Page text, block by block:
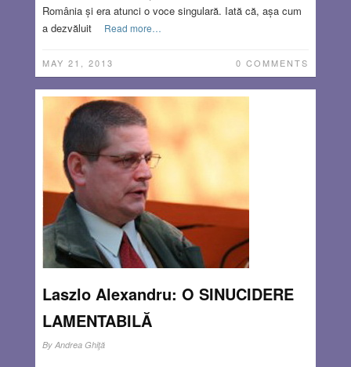
România și era atunci o voce singulară. Iată că, așa cum
a dezvăluit
Read more…
MAY 21, 2013 0 COMMENTS
Laszlo Alexandru: O SINUCIDERE
LAMENTABILĂ
By Andrea Ghiţă